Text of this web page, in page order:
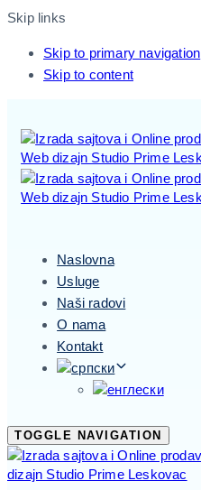
Skip links
Skip to primary navigation
Skip to content
Naslovna
Usluge
Naši radovi
O nama
Kontakt
TOGGLE NAVIGATION